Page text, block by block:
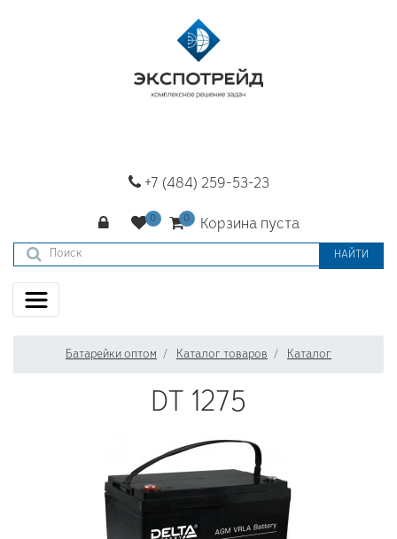
+7 (484) 259-53-23
Корзина пуста
НАЙТИ
Батарейки оптом Каталог товаров Каталог
DT 1275